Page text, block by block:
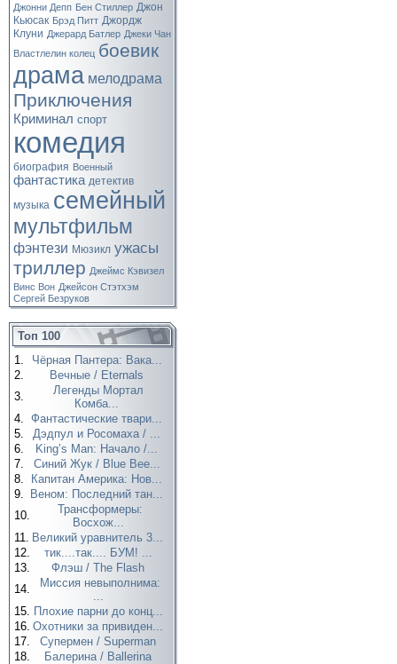
Джонни Депп Бен Стиллер Джон
Кьюсак Брэд Питт Джордж
Клуни Джерард Батлер Джеки Чан
Властлелин колец боевик
драма мелодрама
Приключения
Криминал спорт
комедия
биография Военный
фантастика детектив
музыка семейный
мультфильм
фэнтези Мюзикл ужасы
триллер Джеймс Кэвизел
Винс Вон Джейсон Стэтхэм
Сергей Безруков
Топ 100
1.
Чёрная Пантера: Вака...
2.
Вечные / Eternals
3.
Легенды Мортал
Комба...
4. Фантастические твари...
5.
Дэдпул и Росомаха / ...
6.
King’s Man: Начало /...
7.
Синий Жук / Blue Bee...
8.
Капитан Америка: Нов...
9.
Веном: Последний тан...
10.
Трансформеры:
Восхож...
11. Великий уравнитель 3...
12.
тик....так.... БУМ! ...
13.
Флэш / The Flash
14.
Миссия невыполнима:
...
15. Плохие парни до конц...
16. Охотники за привиден...
17.
Супермен / Superman
18.
Балерина / Ballerina